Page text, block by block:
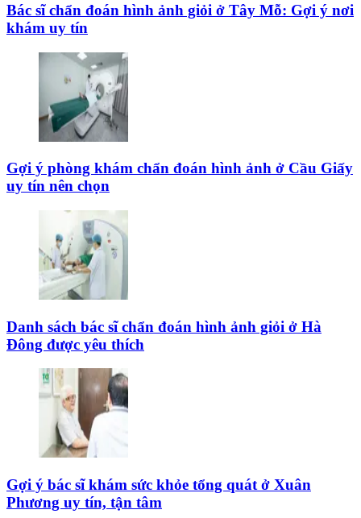
Bác sĩ chẩn đoán hình ảnh giỏi ở Tây Mỗ: Gợi ý nơi
khám uy tín
Gợi ý phòng khám chẩn đoán hình ảnh ở Cầu Giấy
uy tín nên chọn
Danh sách bác sĩ chẩn đoán hình ảnh giỏi ở Hà
Đông được yêu thích
Gợi ý bác sĩ khám sức khỏe tổng quát ở Xuân
Phương uy tín, tận tâm